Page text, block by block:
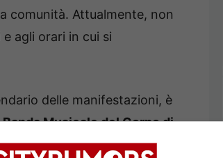
comunità. Attualmente, non
agli orari in cui si
delle manifestazioni, è
Banda Musicale del Corpo di